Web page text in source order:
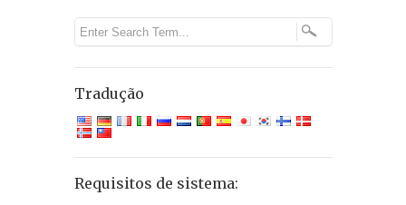
Tradução
Requisitos de sistema: